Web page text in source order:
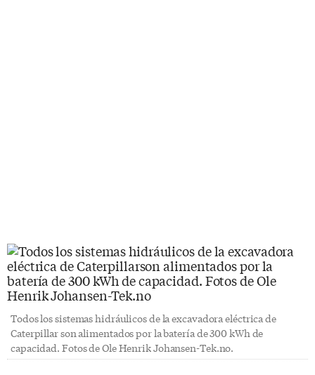
Todos los sistemas hidráulicos de la excavadora eléctrica de
Caterpillar son alimentados por la batería de 300 kWh de
capacidad. Fotos de Ole Henrik Johansen-Tek.no.